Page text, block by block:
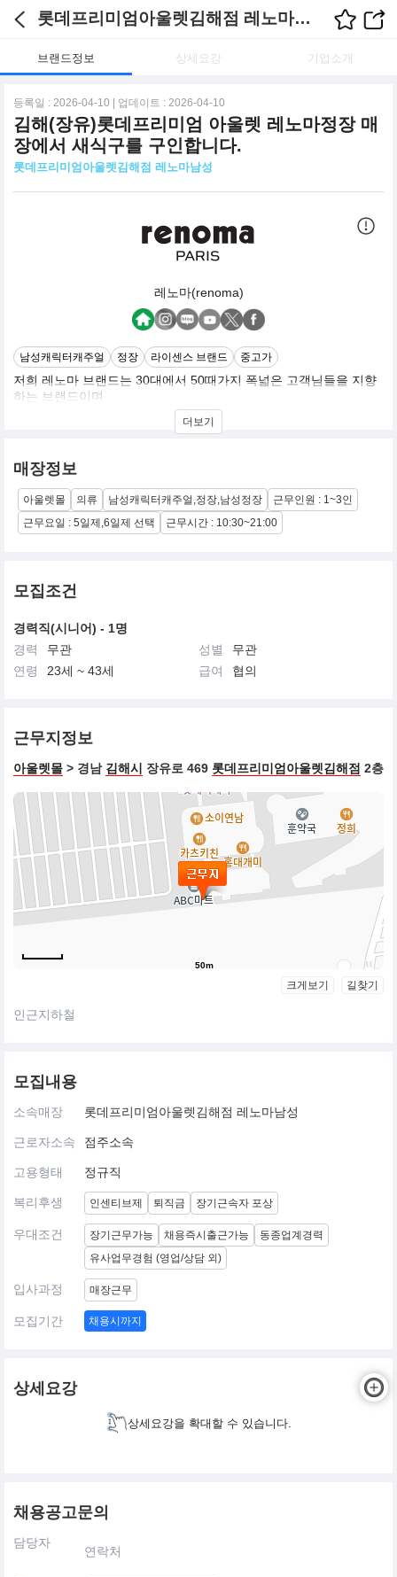
롯데프리미엄아울렛김해점 레노마남성 채용정보
브랜드정보 상세요강 기업소개
등록일 : 2026-04-10 | 업데이트 : 2026-04-10
김해(장유)롯데프리미엄 아울렛 레노마정장 매
장에서 새식구를 구인합니다.
롯데프리미엄아울렛김해점 레노마남성
레노마(renoma)
남성캐릭터캐주얼 정장 라이센스 브랜드 중고가
저희 레노마 브랜드는 30대에서 50때가지 폭넓은 고객님들을 지향
하는 브랜드이며
심플하고 가격대비 성능을 주시하는 제품을 생산하여 많은 사랑을
더보기
매장정보
아울렛몰 의류 남성캐릭터캐주얼,정장,남성정장
근무인원 : 1~3인
근무요일 : 5일제,6일제 선택
근무시간 : 10:30~21:00
모집조건
경력직(시니어) - 1명
경력
무관 성별
무관
연령
23세 ~ 43세 급여 협의
근무지정보
아울렛몰 > 경남 김해시 장유로 469 롯데프리미엄아울렛김해점 2층
50m
크게보기 길찾기
인근지하철
모집내용
소속매장 롯데프리미엄아울렛김해점 레노마남성
근로자소속 점주소속
고용형태 정규직
복리후생 인센티브제 퇴직금 장기근속자 포상
우대조건 장기근무가능 채용즉시출근가능
동종업계경력
유사업무경험 (영업/상담 외)
입사과정 매장근무
모집기간 채용시까지
상세요강
상세요강을 확대할 수 있습니다.
채용공고문의
담당자
연락처